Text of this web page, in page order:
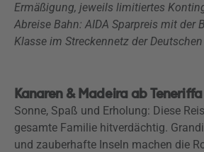
Ermäßigung, jeweils limitiertes
Abreise Bahn: AIDA Sparpreis mit der
Klasse im Streckennetz der Deutschen
Kanaren & Madeira ab
Sonne, Spaß und Erholung: Diese
gesamte Familie hitverdächtig.
und zauberhafte Inseln machen die